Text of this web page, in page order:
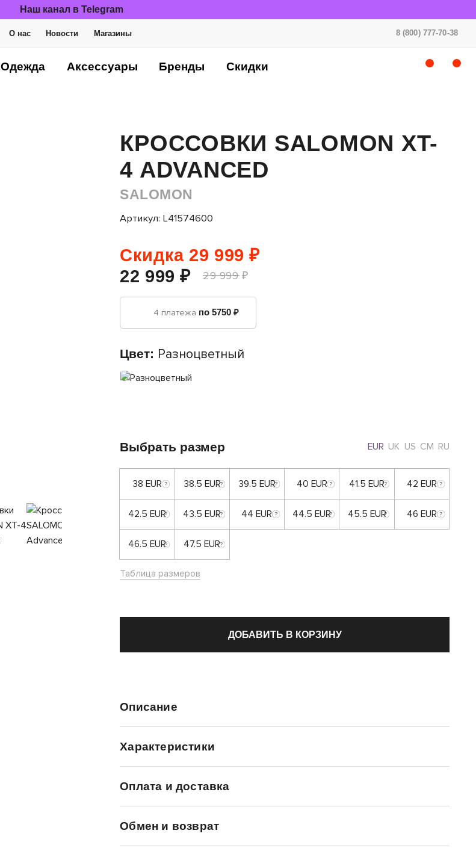
Наш канал в Telegram
О нас Новости Магазины 8 (800) 777-70-38
Одежда Аксессуары Бренды Скидки
КРОССОВКИ SALOMON XT-
4 ADVANCED
SALOMON
Артикул: L41574600
Скидка 29 999 ₽
22 999 ₽
29 999 ₽
4 платежа по 5750 ₽
Цвет: Разноцветный
Выбрать размер EUR UK US CM RU
38 EUR 38.5 EUR 39.5 EUR 40 EUR 41.5 EUR 42 EUR
42.5 EUR 43.5 EUR 44 EUR 44.5 EUR 45.5 EUR 46 EUR
46.5 EUR 47.5 EUR
Таблица размеров
ДОБАВИТЬ В КОРЗИНУ
Описание
Характеристики
Оплата и доставка
Обмен и возврат